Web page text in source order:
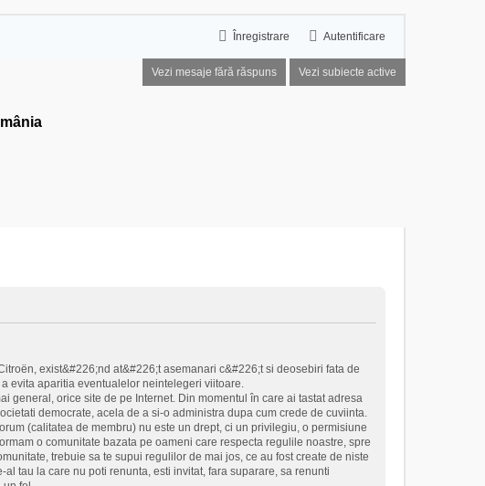
Autentificare
Înregistrare
Vezi mesaje fără răspuns Vezi subiecte active
exist&#226;nd at&#226;t asemanari c&#226;t si deosebiri fata de
evita aparitia eventualelor neintelegeri viitoare.
general, orice site de pe Internet. Din momentul în care ai tastat adresa
democrate, acela de a si-o administra dupa cum crede de cuviinta.
(calitatea de membru) nu este un drept, ci un privilegiu, o permisiune
o comunitate bazata pe oameni care respecta regulile noastre, spre
trebuie sa te supui regulilor de mai jos, ce au fost create de niste
tau la care nu poti renunta, esti invitat, fara suparare, sa renunti